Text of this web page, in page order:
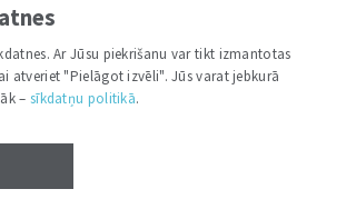
ŽURNĀLU KATALOGS /
Ar Jūsu piekrišanu var tikt izmantotas
atveriet "Pielāgot izvēli". Jūs varat jebkurā
– sīkdatņu politikā.